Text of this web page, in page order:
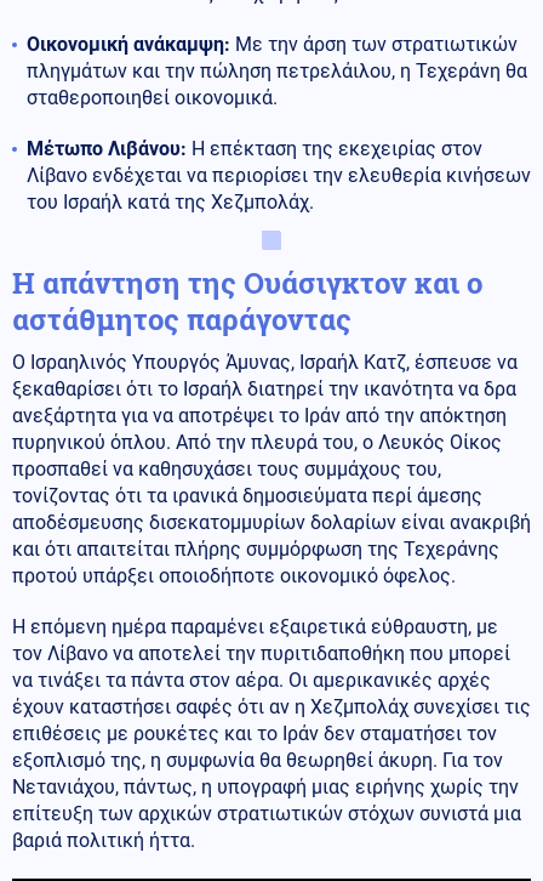
Οικονομική ανάκαμψη: Με την άρση των στρατιωτικών
πληγμάτων και την πώληση πετρελάιλου, η Τεχεράνη θα
σταθεροποιηθεί οικονομικά.
Μέτωπο Λιβάνου: Η επέκταση της εκεχειρίας στον
Λίβανο ενδέχεται να περιορίσει την ελευθερία κινήσεων
του Ισραήλ κατά της Χεζμπολάχ.
Η απάντηση της Ουάσιγκτον και ο
αστάθμητος παράγοντας
Ο Ισραηλινός Υπουργός Άμυνας, Ισραήλ Κατζ, έσπευσε να
ξεκαθαρίσει ότι το Ισραήλ διατηρεί την ικανότητα να δρα
ανεξάρτητα για να αποτρέψει το Ιράν από την απόκτηση
πυρηνικού όπλου. Από την πλευρά του, ο Λευκός Οίκος
προσπαθεί να καθησυχάσει τους συμμάχους του,
τονίζοντας ότι τα ιρανικά δημοσιεύματα περί άμεσης
αποδέσμευσης δισεκατομμυρίων δολαρίων είναι ανακριβή
και ότι απαιτείται πλήρης συμμόρφωση της Τεχεράνης
προτού υπάρξει οποιοδήποτε οικονομικό όφελος.
Η επόμενη ημέρα παραμένει εξαιρετικά εύθραυστη, με
τον Λίβανο να αποτελεί την πυριτιδαποθήκη που μπορεί
να τινάξει τα πάντα στον αέρα. Οι αμερικανικές αρχές
έχουν καταστήσει σαφές ότι αν η Χεζμπολάχ συνεχίσει τις
επιθέσεις με ρουκέτες και το Ιράν δεν σταματήσει τον
εξοπλισμό της, η συμφωνία θα θεωρηθεί άκυρη. Για τον
Νετανιάχου, πάντως, η υπογραφή μιας ειρήνης χωρίς την
επίτευξη των αρχικών στρατιωτικών στόχων συνιστά μια
βαριά πολιτική ήττα.